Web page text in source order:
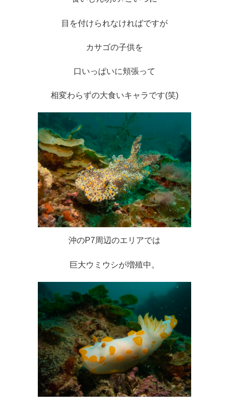
目を付けられなければですが
カサゴの子供を
口いっぱいに頬張って
相変わらずの大食いキャラです(笑)
沖のP7周辺のエリアでは
巨大ウミウシが増殖中。